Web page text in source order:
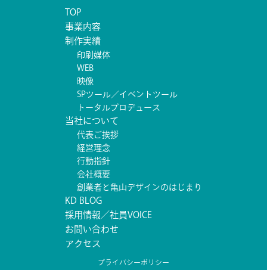
TOP
事業内容
制作実績
印刷媒体
WEB
映像
SPツール／イベントツール
トータルプロデュース
当社について
代表ご挨拶
経営理念
行動指針
会社概要
創業者と亀山デザインのはじまり
KD BLOG
採用情報／社員VOICE
お問い合わせ
アクセス
プライバシーポリシー